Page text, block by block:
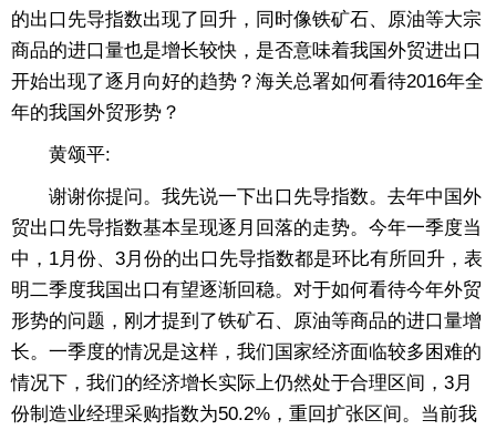
的出口先导指数出现了回升，同时像铁矿石、原油等大宗
商品的进口量也是增长较快，是否意味着我国外贸进出口
开始出现了逐月向好的趋势？海关总署如何看待2016年全
年的我国外贸形势？
黄颂平:
谢谢你提问。我先说一下出口先导指数。去年中国外
贸出口先导指数基本呈现逐月回落的走势。今年一季度当
中，1月份、3月份的出口先导指数都是环比有所回升，表
明二季度我国出口有望逐渐回稳。对于如何看待今年外贸
形势的问题，刚才提到了铁矿石、原油等商品的进口量增
长。一季度的情况是这样，我们国家经济面临较多困难的
情况下，我们的经济增长实际上仍然处于合理区间，3月
份制造业经理采购指数为50.2%，重回扩张区间。当前我